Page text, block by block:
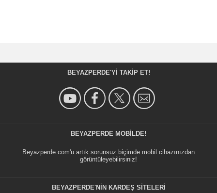
BEYAZPERDE'YI TAKIP ET!
BEYAZPERDE MOBILDE!
Beyazperde.com'u artık sorunsuz biçimde mobil cihazınızdan
görüntüleyebilirsiniz!
BEYAZPERDE'NIN KARDEŞ SİTELERİ